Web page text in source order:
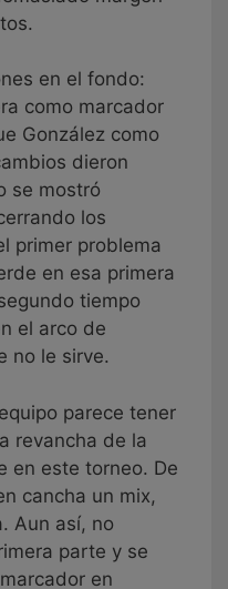
en el fondo:
como marcador
González como
dieron
se mostró
los
primer problema
en esa primera
tiempo
el arco de
no le sirve.
parece tener
revancha de la
en este torneo. De
cancha un mix,
Aun así, no
parte y se
en